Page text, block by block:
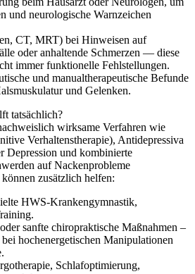
und neurologische Warnzeichen
CT, MRT) bei Hinweisen auf
oder anhaltende Schmerzen — diese
immer funktionelle Fehlstellungen.
und manualtherapeutische Befunde
und Gelenken.
tatsächlich?
wirksame Verfahren wie
Verhaltenstherapie), Antidepressiva
Depression und kombinierte
auf Nackenprobleme
zusätzlich helfen:
HWS‑Krankengymnastik,
sanfte chiropraktische Maßnahmen –
hochenergetischen Manipulationen
Schlafoptimierung,